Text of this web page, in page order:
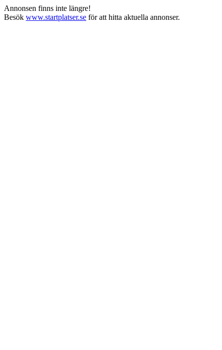
Annonsen finns inte längre!
Besök www.startplatser.se för att hitta aktuella annonser.